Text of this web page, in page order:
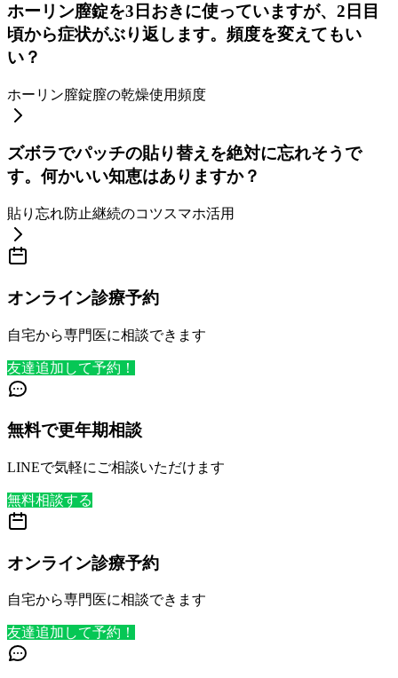
ホーリン膣錠を3日おきに使っていますが、2日目
頃から症状がぶり返します。頻度を変えてもい
い？
ホーリン膣錠膣の乾燥使用頻度
ズボラでパッチの貼り替えを絶対に忘れそうで
す。何かいい知恵はありますか？
貼り忘れ防止継続のコツスマホ活用
オンライン診療予約
自宅から専門医に相談できます
友達追加して予約！
無料で更年期相談
LINEで気軽にご相談いただけます
無料相談する
オンライン診療予約
自宅から専門医に相談できます
友達追加して予約！